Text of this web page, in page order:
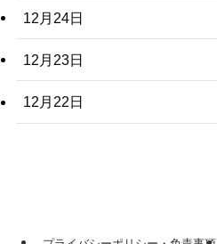
12月24日
12月23日
12月22日